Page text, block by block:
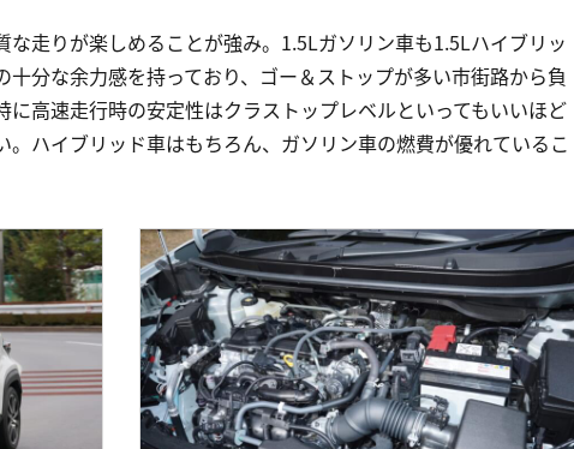
な走りが楽しめることが強み。1.5Lガソリン車も1.5Lハイブリッ
十分な余力感を持っており、ゴー＆ストップが多い市街路から負
高速走行時の安定性はクラストップレベルといってもいいほど
ハイブリッド車はもちろん、ガソリン車の燃費が優れているこ